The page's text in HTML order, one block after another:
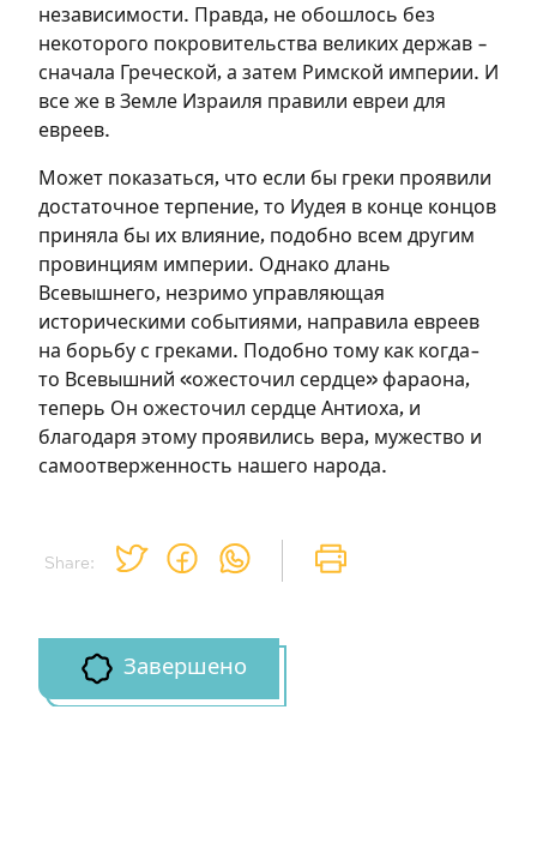
Share:
независимости. Правда, не обошлось без
некоторого покровительства великих держав –
сначала Греческой, а затем Римской империи. И
все же в Земле Израиля правили евреи для
евреев.
Может показаться, что если бы греки проявили
достаточное терпение, то Иудея в конце концов
приняла бы их влияние, подобно всем другим
провинциям империи. Однако длань
Всевышнего, незримо управляющая
историческими событиями, направила евреев
на борьбу с греками. Подобно тому как когда-
то Всевышний «ожесточил сердце» фараона,
теперь Он ожесточил сердце Антиоха, и
благодаря этому проявились вера, мужество и
самоотверженность нашего народа.
Завершено
Подписаться